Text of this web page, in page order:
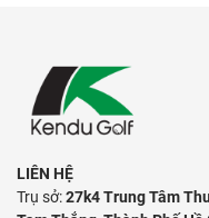
LIÊN HỆ
Trụ sở:27k4 Trung Tâm